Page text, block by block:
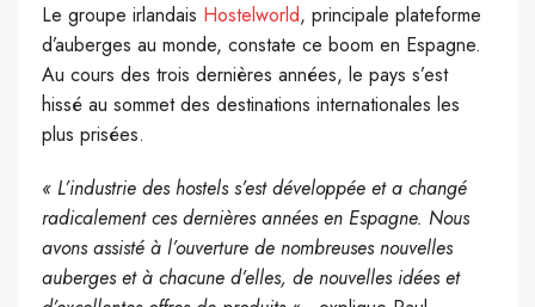
Le groupe irlandais Hostelworld, principale plateforme
d’auberges au monde, constate ce boom en Espagne.
Au cours des trois dernières années, le pays s’est
hissé au sommet des destinations internationales les
plus prisées.
« L’industrie des hostels s’est développée et a changé
radicalement ces dernières années en Espagne. Nous
avons assisté à l’ouverture de nombreuses nouvelles
auberges et à chacune d’elles, de nouvelles idées et